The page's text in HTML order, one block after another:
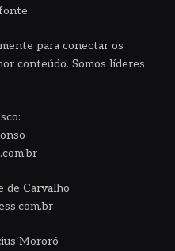
para conectar os
conteúdo. Somos líderes
de Carvalho
Mororó